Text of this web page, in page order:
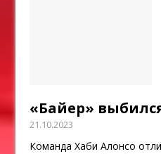
«Байер»
21.10.2023
Команда Хаби Алонсо